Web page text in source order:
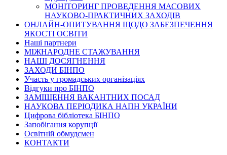
МОНІТОРИНГ ПРОВЕДЕННЯ МАСОВИХ
НАУКОВО-ПРАКТИЧНИХ ЗАХОДІВ
ОНЛАЙН-ОПИТУВАННЯ ЩОДО ЗАБЕЗПЕЧЕННЯ
ЯКОСТІ ОСВІТИ
Наші партнери
МІЖНАРОДНЕ СТАЖУВАННЯ
НАШІ ДОСЯГНЕННЯ
ЗАХОДИ БІНПО
Участь у громадських організаціях
Відгуки про БІНПО
ЗАМІЩЕННЯ ВАКАНТНИХ ПОСАД
НАУКОВА ПЕРІОДИКА НАПН УКРАЇНИ
Цифрова бібліотека БІНПО
Запобігання корупції
Освітній обмудсмен
КОНТАКТИ